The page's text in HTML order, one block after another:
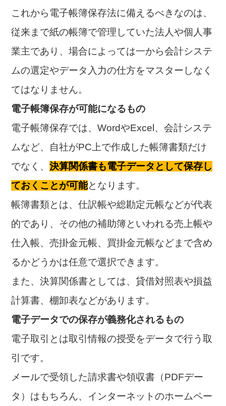
これから電子帳簿保存法に備えるべきなのは、
従来まで紙の帳簿で管理していた法人や個人事
業主であり、場合によっては一から会計システ
ムの選定やデータ入力の仕方をマスターしなく
てはなりません。
電子帳簿保存が可能になるもの
電子帳簿保存では、WordやExcel、会計システ
ムなど、自社がPC上で作成した帳簿書類だけ
でなく、決算関係書も電子データとして保存し
ておくことが可能となります。
帳簿書類とは、仕訳帳や総勘定元帳などが代表
的であり、その他の補助簿といわれる売上帳や
仕入帳、売掛金元帳、買掛金元帳などまで含め
るかどうかは任意で選択できます。
また、決算関係書としては、貸借対照表や損益
計算書、棚卸表などがあります。
電子データでの保存が義務化されるもの
電子取引とは取引情報の授受をデータで行う取
引です。
メールで受領した請求書や領収書（PDFデー
タ）はもちろん、インターネットのホームペー